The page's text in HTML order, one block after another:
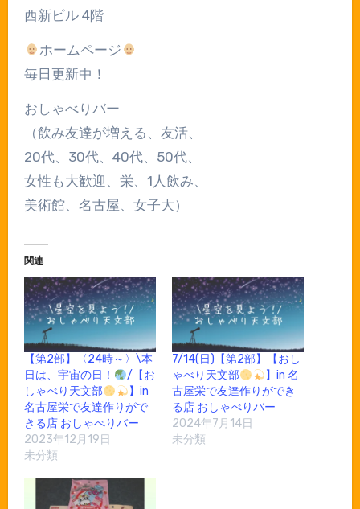
西新ビル 4階
ホームページ
毎日更新中！
おしゃべりバー
（飲み友達が増える、友活、
20代、30代、40代、50代、
女性も大歓迎、栄、1人飲み、
美術館、名古屋、女子大）
関連
【第2部】〈24時～〉\本
日は、宇宙の日！
/【お
しゃべり天文部
】in
名古屋栄で友達作りがで
きる店 おしゃべりバー
2023年12月19日
未分類
7/14(日)【第2部】【おし
ゃべり天文部
】in 名
古屋栄で友達作りができ
る店 おしゃべりバー
2024年7月14日
未分類